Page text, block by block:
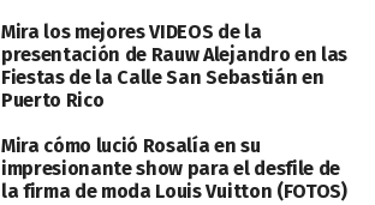
Mira los mejores VIDEOS de la
presentación de Rauw Alejandro en las
Fiestas de la Calle San Sebastián en
Puerto Rico
Mira cómo lució Rosalía en su
impresionante show para el desfile de
la firma de moda Louis Vuitton (FOTOS)